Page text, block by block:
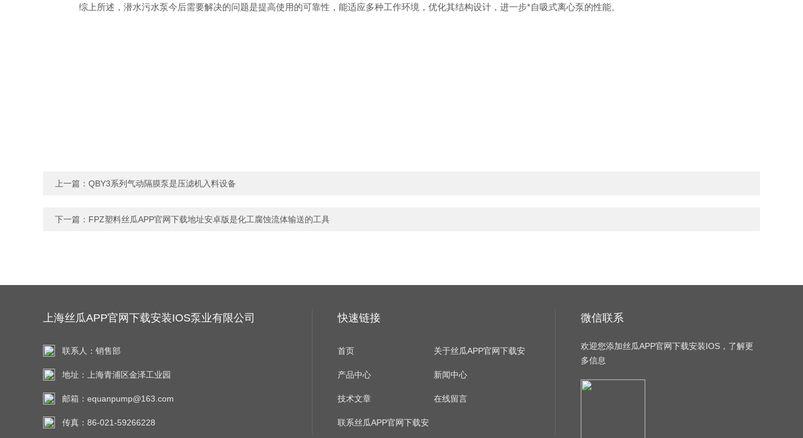
综上所述，潜水污水泵今后需要解决的问题是提高使用的可靠性，能适应多种工作环境，优化其结构设计，进一步*自吸式离心泵的性能。
上一篇： QBY3系列气动隔膜泵是压滤机入料设备
下一篇： FPZ塑料丝瓜APP官网下载地址安卓版是化工腐蚀流体输送的工具
上海丝瓜APP官网下载安装IOS泵业有限公司
联系人：销售部
地址：上海青浦区金泽工业园
邮箱：equanpump@163.com
传真：86-021-59266228
快速链接
首页 关于丝瓜APP官网下载安
装IOS
产品中心 新闻中心
技术文章 在线留言
联系丝瓜APP官网下载安
微信联系
欢迎您添加丝瓜APP官网下载安装IOS，了解更
多信息